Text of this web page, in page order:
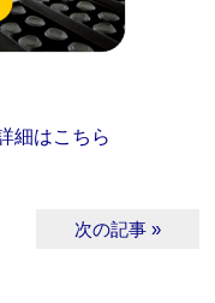
細はこちら
次の記事 »